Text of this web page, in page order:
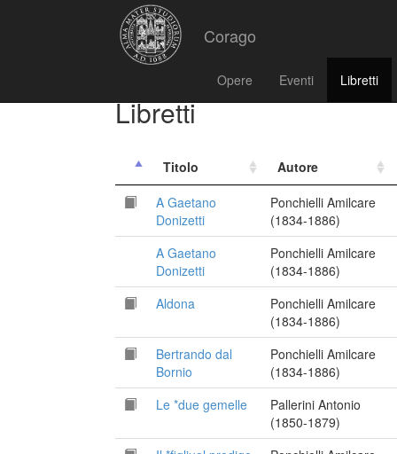
Corago
Opere Eventi Libretti
Libretti
Titolo
Autore
A Gaetano
Donizetti
Ponchielli Amilcare
(1834-1886)
A Gaetano
Donizetti
Ponchielli Amilcare
(1834-1886)
Aldona
Ponchielli Amilcare
(1834-1886)
Bertrando dal
Bornio
Ponchielli Amilcare
(1834-1886)
Le *due gemelle
Pallerini Antonio
(1850-1879)